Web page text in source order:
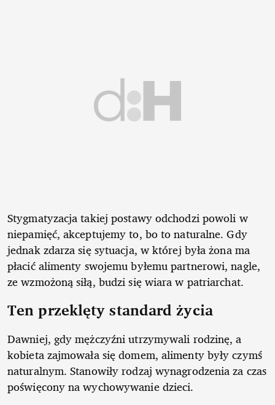
Stygmatyzacja takiej postawy odchodzi powoli w
niepamięć, akceptujemy to, bo to naturalne. Gdy
jednak zdarza się sytuacja, w której była żona ma
płacić alimenty swojemu byłemu partnerowi, nagle,
ze wzmożoną siłą, budzi się wiara w patriarchat.
Ten przeklęty standard życia
Dawniej, gdy mężczyźni utrzymywali rodzinę, a
kobieta zajmowała się domem, alimenty były czymś
naturalnym. Stanowiły rodzaj wynagrodzenia za czas
poświęcony na wychowywanie dzieci.